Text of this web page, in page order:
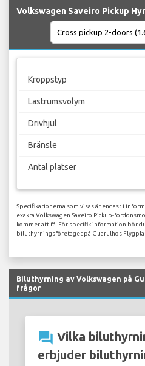
Volkswagen Saveiro Pickup
Kroppstyp
Lastrumsvolym
Drivhjul
Bränsle
Antal platser
Specifikationerna som visas är endast i
exakta Volkswagen Saveiro Pickup-
kommer att få. För specifik information bör
biluthyrningsföretaget på Guarulhos
Biluthyrning av Volkswagen på
frågor
question_answer Vilka
erbjuder